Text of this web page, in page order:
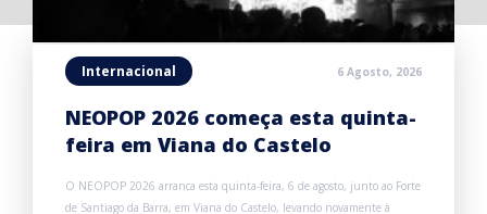
Internacional 6 Agosto, 2026
NEOPOP 2026 começa esta quinta-
feira em Viana do Castelo
O NEOPOP 2026 arranca esta quinta-feira, 6 de agosto, junto ao Forte
de Santiago da Barra, em Viana do Castelo, levando novamente à